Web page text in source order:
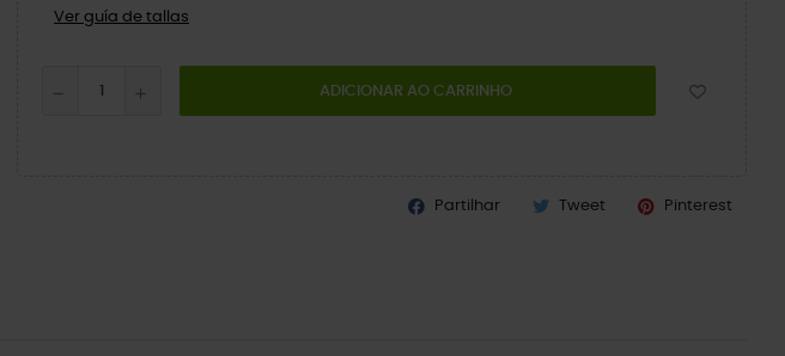
Ver guía de tallas
ADICIONAR AO CARRINHO
Partilhar Tweet Pinterest